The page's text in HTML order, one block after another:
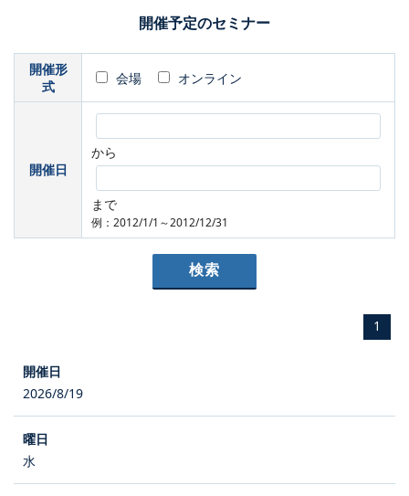
開催予定のセミナー
開催形
式
会場 オンライン
開催日
から
まで
例：2012/1/1～2012/12/31
1
2026/8/19
水